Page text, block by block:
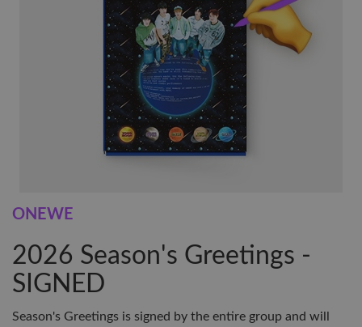
ONEWE
2026 Season's Greetings -
SIGNED
Season's Greetings is signed by the entire group and will